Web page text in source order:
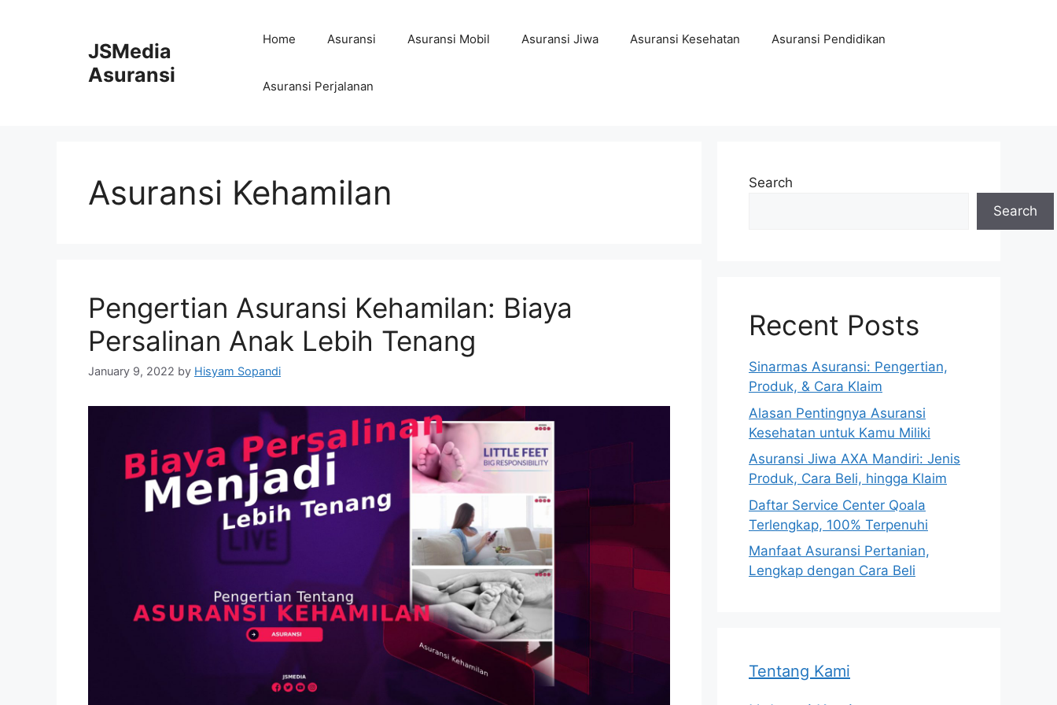
JSMedia
Asuransi
Home Asuransi Asuransi Mobil Asuransi Jiwa Asuransi Kesehatan Asuransi Pendidikan
Asuransi Perjalanan
Asuransi Kehamilan
Pengertian Asuransi Kehamilan: Biaya
Persalinan Anak Lebih Tenang
January 9, 2022 by Hisyam Sopandi
Search
Search
Recent Posts
Sinarmas Asuransi: Pengertian,
Produk, & Cara Klaim
Alasan Pentingnya Asuransi
Kesehatan untuk Kamu Miliki
Asuransi Jiwa AXA Mandiri: Jenis
Produk, Cara Beli, hingga Klaim
Daftar Service Center Qoala
Terlengkap, 100% Terpenuhi
Manfaat Asuransi Pertanian,
Lengkap dengan Cara Beli
Tentang Kami